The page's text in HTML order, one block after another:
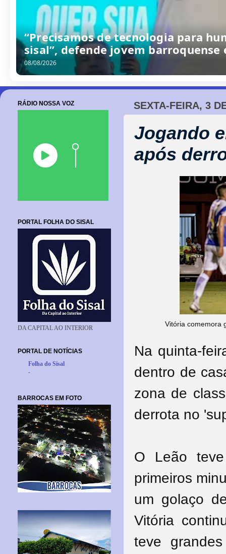
2
0
2
6
SEXTA-FEIRA, 3
Jogando
após
Vitória comemora
Na quinta-
dentro de
zona de
derrota no
O Leão
primeiros
um golaço
Vitória
teve
RÁDIO NOSSA VOZ
PORTAL FOLHA DO SISAL
DA CAPITAL AO INTERIOR
PORTAL DE NOTÍCIAS
Folha do Sisal
-
BARROCAS EM FOTO